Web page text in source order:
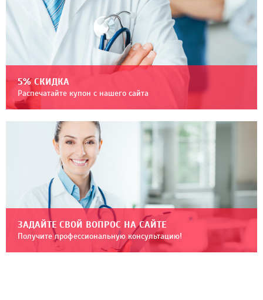
5% СКИДКА
Распечатайте купон с нашего сайта
ЗАДАЙТЕ СВОЙ ВОПРОС НА САЙТЕ
Получите профессиональную консультацию!